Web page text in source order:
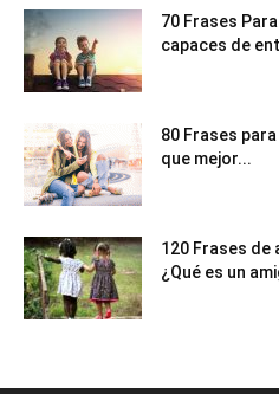
70 Frases
capaces de
80 Frases
que mejor...
120 Frases de
¿Qué es un